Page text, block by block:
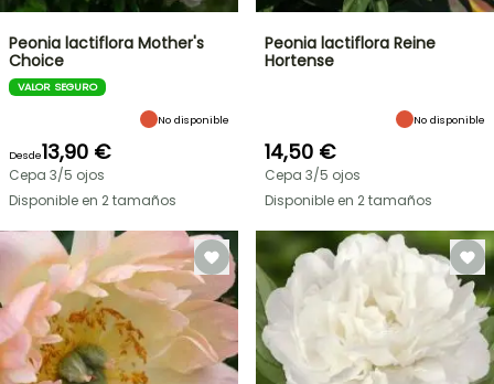
Peonia lactiflora Mother's
Choice
VALOR SEGURO
No disponible
Desde13,90 €
Cepa 3/5 ojos
Disponible en 2 tamaños
Peonia lactiflora Reine
Hortense
No disponible
14,50 €
Cepa 3/5 ojos
Disponible en 2 tamaños